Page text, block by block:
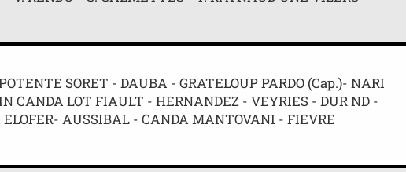
SORET - DAUBA - GRATELOUP PARDO (Cap.)- NARI
CANDA LOT FIAULT - HERNANDEZ - VEYRIES - DUR ND -
AUSSIBAL - CANDA MANTOVANI - FIEVRE